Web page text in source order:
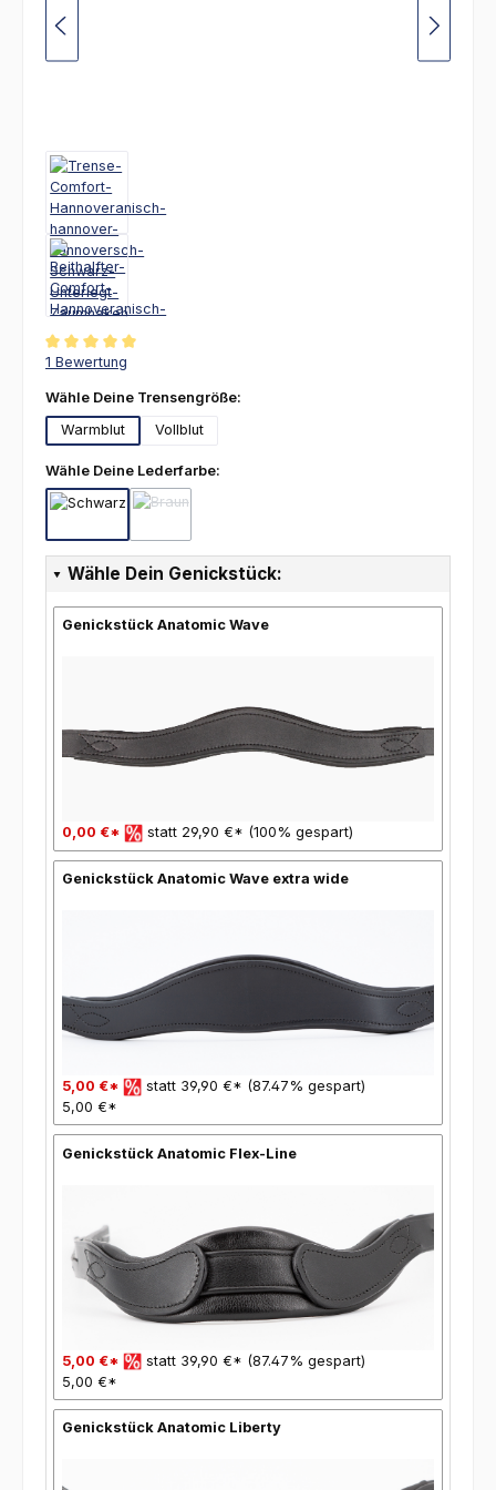
Durchschnittliche Bewertung von 5 von 5 Sternen
1 Bewertung
Wähle Deine Trensengröße:
Warmblut
Vollblut
Wähle Deine Lederfarbe:
Wähle Dein Genickstück:
Genickstück Anatomic Wave
0,00 €* statt 29,90 €* (100% gespart)
Genickstück Anatomic Wave extra wide
5,00 €*
statt 39,90 €* (87.47% gespart)
5,00 €*
Genickstück Anatomic Flex-Line
5,00 €*
statt 39,90 €* (87.47% gespart)
5,00 €*
Genickstück Anatomic Liberty